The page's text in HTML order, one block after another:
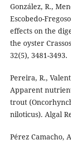
González, R.,
Escobedo-
effects on the
the oyster
32(5), 3481-3493.
Pereira, R.,
Apparent
trout
niloticus). Algal
Pérez Camacho,